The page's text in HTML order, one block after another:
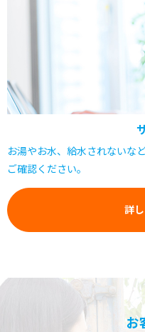
お湯やお水、給水されないな
ご確認ください。
詳
お